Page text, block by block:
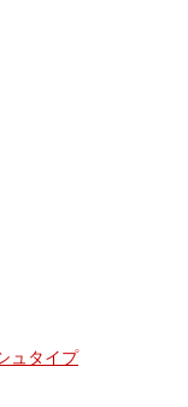
ュタイプ